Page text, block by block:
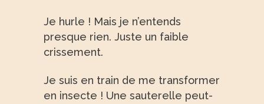
Je hurle ! Mais je n’entends
presque rien. Juste un faible
crissement.
Je suis en train de me transformer
en insecte ! Une sauterelle peut-